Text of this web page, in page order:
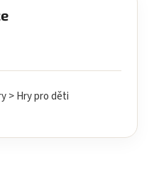
> Hry pro děti